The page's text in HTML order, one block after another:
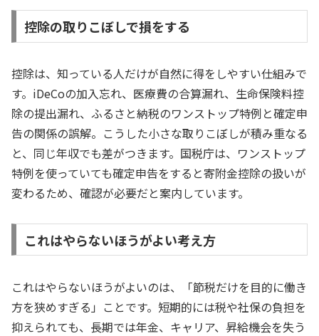
控除の取りこぼしで損をする
控除は、知っている人だけが自然に得をしやすい仕組みで
す。iDeCoの加入忘れ、医療費の合算漏れ、生命保険料控
除の提出漏れ、ふるさと納税のワンストップ特例と確定申
告の関係の誤解。こうした小さな取りこぼしが積み重なる
と、同じ年収でも差がつきます。国税庁は、ワンストップ
特例を使っていても確定申告をすると寄附金控除の扱いが
変わるため、確認が必要だと案内しています。
これはやらないほうがよい考え方
これはやらないほうがよいのは、「節税だけを目的に働き
方を狭めすぎる」ことです。短期的には税や社保の負担を
抑えられても、長期では年金、キャリア、昇給機会を失う